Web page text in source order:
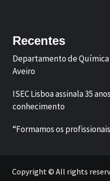
Recentes
Departamento de
Aveiro
ISEC Lisboa assinala 35
conhecimento
“Formamos os
Copyright © All rights